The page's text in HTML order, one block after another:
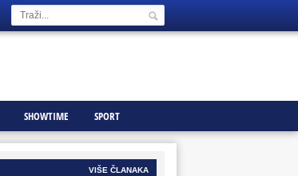
SHOWTIME SPORT
VIŠE ČLANAKA